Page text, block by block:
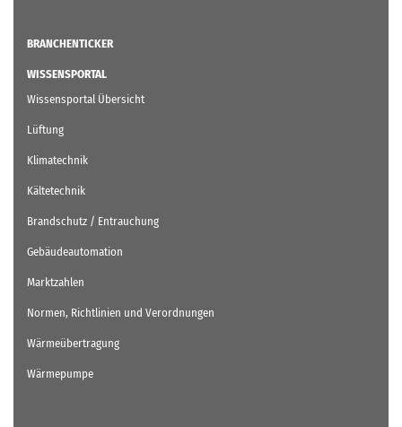
BRANCHENTICKER
WISSENSPORTAL
Wissensportal Übersicht
Lüftung
Klimatechnik
Kältetechnik
Brandschutz / Entrauchung
Gebäudeautomation
Marktzahlen
Normen, Richtlinien und Verordnungen
Wärmeübertragung
Wärmepumpe